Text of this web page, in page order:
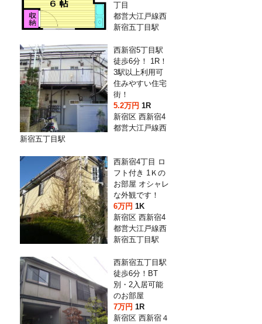
丁目
都営大江戸線西
新宿五丁目駅
西新宿5丁目駅
徒歩6分！ 1R！
3駅以上利用可
住みやすい住宅
街！
5.2万円1R
新宿区 西新宿4
都営大江戸線西
新宿五丁目駅
西新宿4丁目 ロ
フト付き 1Ｋの
お部屋 オシャレ
な外観です！
6万円1K
新宿区 西新宿4
都営大江戸線西
新宿五丁目駅
西新宿五丁目駅
徒歩6分！BT
別・2入居可能
のお部屋
7万円1R
新宿区 西新宿４